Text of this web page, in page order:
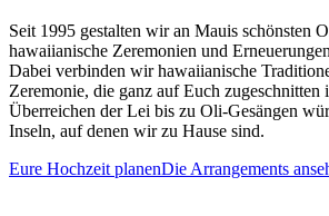
Seit 1995 gestalten wir an Mauis schönsten
hawaiianische Zeremonien und
Dabei verbinden wir hawaiianische
Zeremonie, die ganz auf Euch zugeschnitten
Überreichen der Lei bis zu Oli-Gesängen
Inseln, auf denen wir zu Hause sind.
Eure Hochzeit planenDie Arrangements